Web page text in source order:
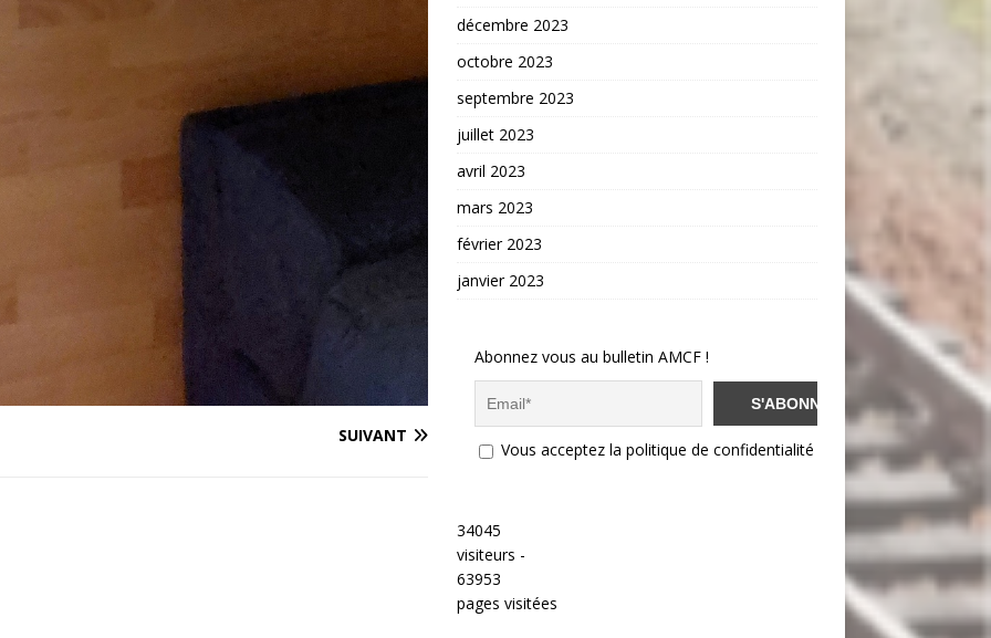
SUIVANT
décembre 2023
octobre 2023
septembre 2023
juillet 2023
avril 2023
mars 2023
février 2023
janvier 2023
Abonnez vous au bulletin AMCF !
Vous acceptez la politique de confidentialité
34045
visiteurs -
63953
pages visitées